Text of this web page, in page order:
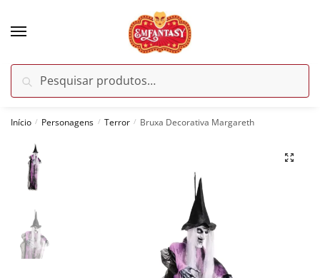
por:
Pesquisar
Início / Personagens / Terror / Bruxa Decorativa Margareth